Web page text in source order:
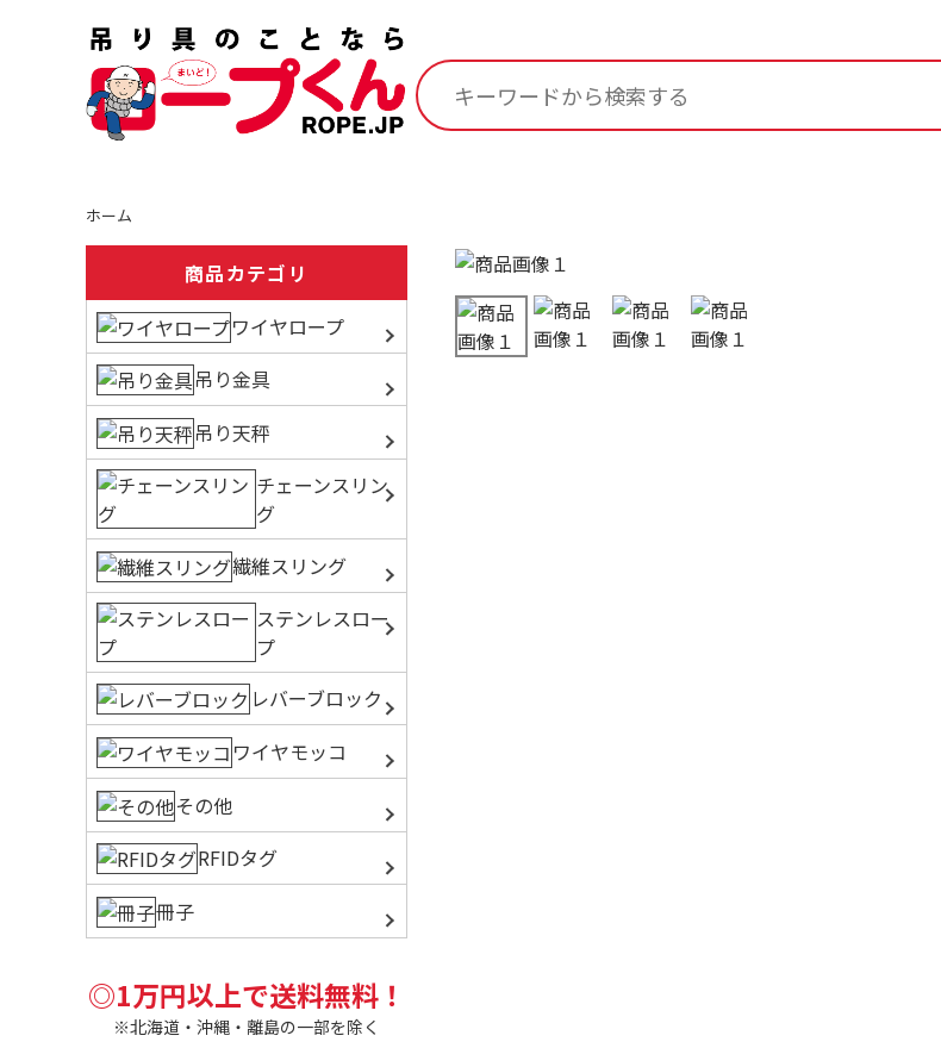
ホーム
商品カテゴリ
ワイヤロープ
吊り金具
吊り天秤
チェーンスリン
グ
繊維スリング
ステンレスロー
プ
レバーブロック
ワイヤモッコ
その他
RFIDタグ
冊子
◎1万円以上で送料無料！
※北海道・沖縄・離島の一部を除く